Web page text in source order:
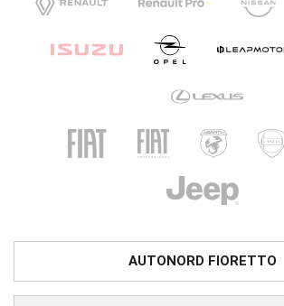
AUTONORD FIORETTO